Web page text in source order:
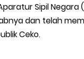
Sipil Negara
dan telah
Ceko.